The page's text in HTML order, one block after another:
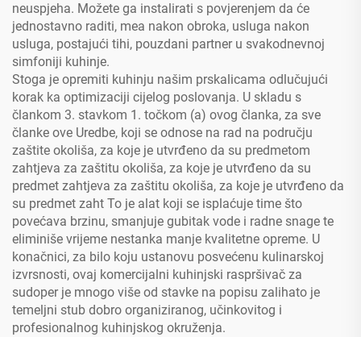
neuspjeha. Možete ga instalirati s povjerenjem da će
jednostavno raditi, mea nakon obroka, usluga nakon
usluga, postajući tihi, pouzdani partner u svakodnevnoj
simfoniji kuhinje.
Stoga je opremiti kuhinju našim prskalicama odlučujući
korak ka optimizaciji cijelog poslovanja. U skladu s
člankom 3. stavkom 1. točkom (a) ovog članka, za sve
članke ove Uredbe, koji se odnose na rad na području
zaštite okoliša, za koje je utvrđeno da su predmetom
zahtjeva za zaštitu okoliša, za koje je utvrđeno da su
predmet zahtjeva za zaštitu okoliša, za koje je utvrđeno da
su predmet zaht To je alat koji se isplaćuje time što
povećava brzinu, smanjuje gubitak vode i radne snage te
eliminiše vrijeme nestanka manje kvalitetne opreme. U
konačnici, za bilo koju ustanovu posvećenu kulinarskoj
izvrsnosti, ovaj komercijalni kuhinjski raspršivač za
sudoper je mnogo više od stavke na popisu zalihato je
temeljni stub dobro organiziranog, učinkovitog i
profesionalnog kuhinjskog okruženja.